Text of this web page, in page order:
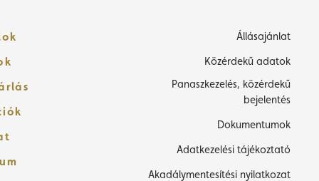
Állásajánlat
Közérdekű adatok
Panaszkezelés, közérdekű
bejelentés
Dokumentumok
Adatkezelési tájékoztató
Akadálymentesítési nyilatkozat